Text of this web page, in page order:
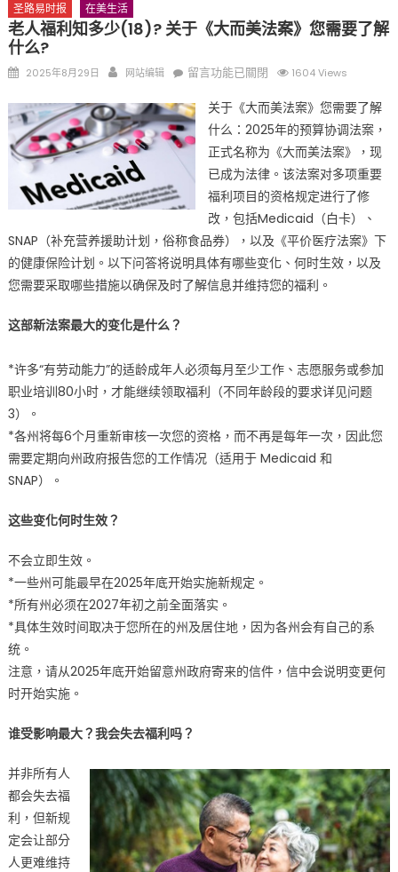
圣路易时报 在美生活
老人福利知多少(18)? 关于《大而美法案》您需要了解
什么?
Posted
2025年8月29日 Author
网站编辑
在
人
福
利
少
(18)?
关
于
《大
案》
您
要
了
留言功能已關閉 1604 Views
关于《大而美法案》您需要了解
什么：2025年的预算协调法案，
正式名称为《大而美法案》，现
已成为法律。该法案对多项重要
福利项目的资格规定进行了修
改，包括Medicaid（白卡）、
SNAP（补充营养援助计划，俗称食品券），以及《平价医疗法案》下
的健康保险计划。以下问答将说明具体有哪些变化、何时生效，以及
您需要采取哪些措施以确保及时了解信息并维持您的福利。
这部新法案最大的变化是什么？
*许多“有劳动能力”的适龄成年人必须每月至少工作、志愿服务或参加
职业培训80小时，才能继续领取福利（不同年龄段的要求详见问题
3）。
*各州将每6个月重新审核一次您的资格，而不再是每年一次，因此您
需要定期向州政府报告您的工作情况（适用于 Medicaid 和
SNAP）。
这些变化何时生效？
不会立即生效。
*一些州可能最早在2025年底开始实施新规定。
*所有州必须在2027年初之前全面落实。
*具体生效时间取决于您所在的州及居住地，因为各州会有自己的系
统。
注意，请从2025年底开始留意州政府寄来的信件，信中会说明变更何
时开始实施。
谁受影响最大？我会失去福利吗？
并非所有人
都会失去福
利，但新规
定会让部分
人更难维持